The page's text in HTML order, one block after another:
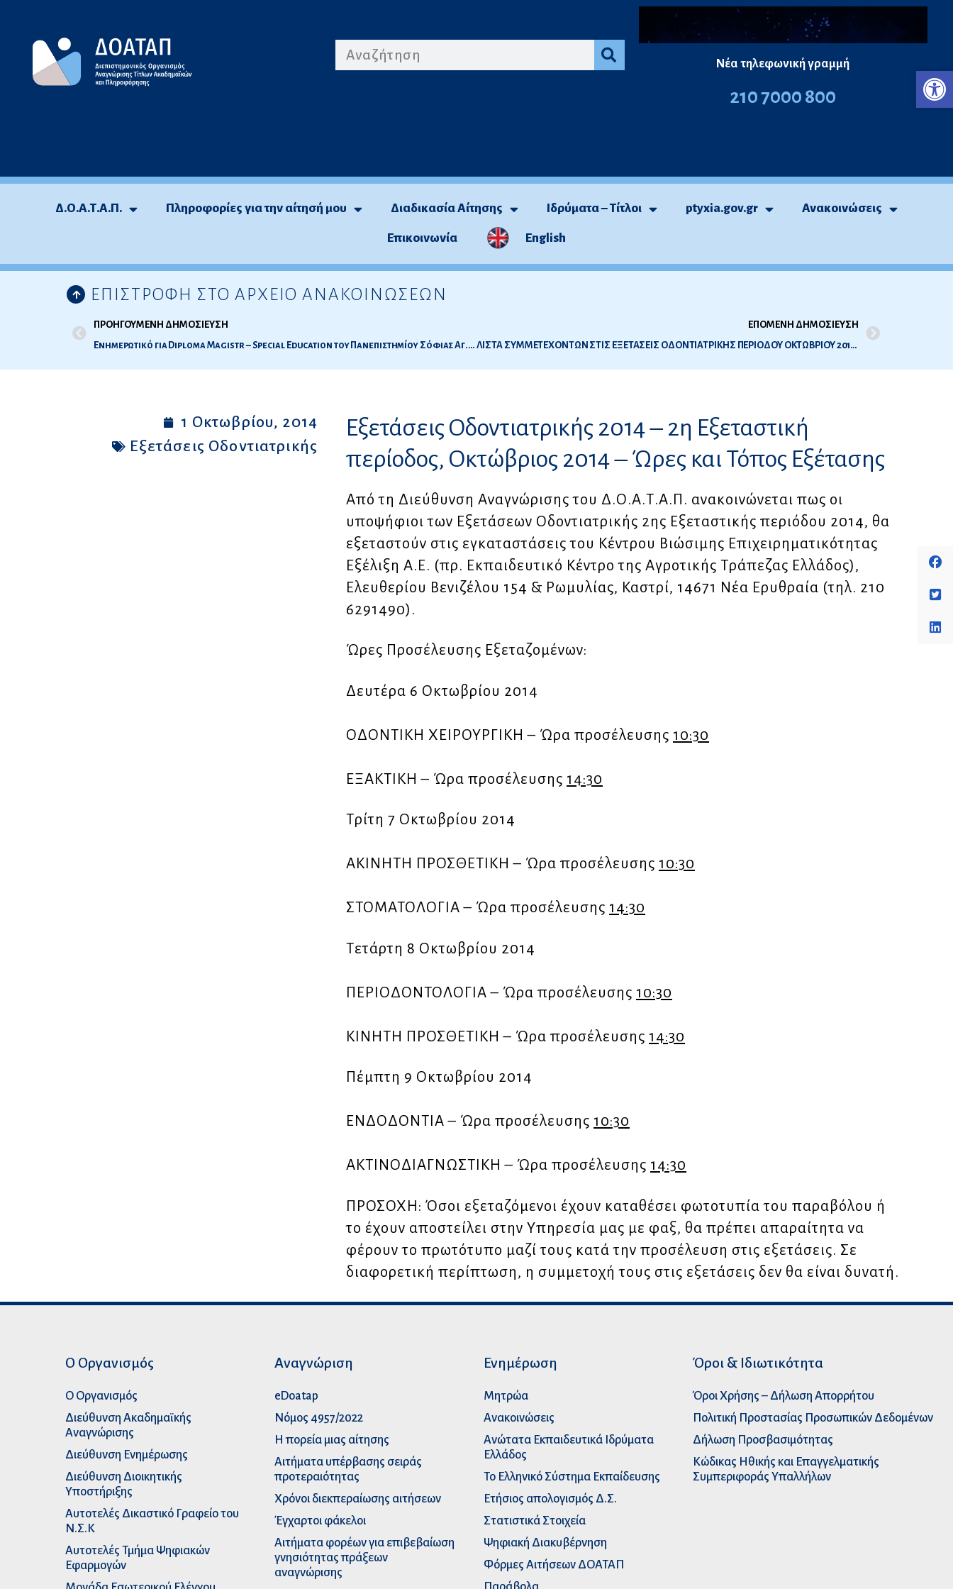
περιεχόμενο
Νέα τηλεφωνική γραμμή
210 7000 800
Δ.Ο.Α.Τ.Α.Π. Πληροφορίες για την αίτησή μου Διαδικασία Αίτησης Ιδρύματα – Τίτλοι ptyxia.gov.gr Ανακοινώσεις
Επικοινωνία English
ΕΠΙΣΤΡΟΦΗ ΣΤΟ ΑΡΧΕΙΟ ΑΝΑΚΟΙΝΩΣΕΩΝ
ΠΡΟΗΓΟΥΜΕΝΗ ΔΗΜΟΣΙΕΥΣΗ
Ενημερωτικό για Diploma Magistr – Special Education του Πανεπιστημίου Σόφιας Αγ. Κλιμέντ Οχρίντσκι
ΕΠΟΜΕΝΗ ΔΗΜΟΣΙΕΥΣΗ
ΛΙΣΤΑ ΣΥΜΜΕΤΕΧΟΝΤΩΝ ΣΤΙΣ ΕΞΕΤΑΣΕΙΣ ΟΔΟΝΤΙΑΤΡΙΚΗΣ ΠΕΡΙΟΔΟΥ ΟΚΤΩΒΡΙΟΥ 2014 (2Η ΕΞΕΤΑΣΤΙΚΗ ΠΕΡΙΟΔΟΣ 2014)
1 Οκτωβρίου, 2014
Εξετάσεις Οδοντιατρικής
Εξετάσεις Οδοντιατρικής 2014 – 2η Εξεταστική
περίοδος, Οκτώβριος 2014 – Ώρες και Τόπος Εξέτασης
Από τη Διεύθυνση Αναγνώρισης του Δ.Ο.Α.Τ.Α.Π. ανακοινώνεται πως οι
υποψήφιοι των Εξετάσεων Οδοντιατρικής 2ης Εξεταστικής περιόδου 2014, θα
εξεταστούν στις εγκαταστάσεις του Κέντρου Βιώσιμης Επιχειρηματικότητας
Εξέλιξη Α.Ε. (πρ. Εκπαιδευτικό Κέντρο της Αγροτικής Τράπεζας Ελλάδος),
Ελευθερίου Βενιζέλου 154 & Ρωμυλίας, Καστρί, 14671 Νέα Ερυθραία (τηλ. 210
6291490).
Ώρες Προσέλευσης Εξεταζομένων:
Δευτέρα 6 Οκτωβρίου 2014
ΟΔΟΝΤΙΚΗ ΧΕΙΡΟΥΡΓΙΚΗ – Ώρα προσέλευσης 10:30
ΕΞΑΚΤΙΚΗ – Ώρα προσέλευσης 14:30
Τρίτη 7 Οκτωβρίου 2014
ΑΚΙΝΗΤΗ ΠΡΟΣΘΕΤΙΚΗ – Ώρα προσέλευσης 10:30
ΣΤΟΜΑΤΟΛΟΓΙΑ – Ώρα προσέλευσης 14:30
Τετάρτη 8 Οκτωβρίου 2014
ΠΕΡΙΟΔΟΝΤΟΛΟΓΙΑ – Ώρα προσέλευσης 10:30
ΚΙΝΗΤΗ ΠΡΟΣΘΕΤΙΚΗ – Ώρα προσέλευσης 14:30
Πέμπτη 9 Οκτωβρίου 2014
ΕΝΔΟΔΟΝΤΙΑ – Ώρα προσέλευσης 10:30
ΑΚΤΙΝΟΔΙΑΓΝΩΣΤΙΚΗ – Ώρα προσέλευσης 14:30
ΠΡΟΣΟΧΗ: Όσοι εξεταζόμενοι έχουν καταθέσει φωτοτυπία του παραβόλου ή
το έχουν αποστείλει στην Υπηρεσία μας με φαξ, θα πρέπει απαραίτητα να
φέρουν το πρωτότυπο μαζί τους κατά την προσέλευση στις εξετάσεις. Σε
διαφορετική περίπτωση, η συμμετοχή τους στις εξετάσεις δεν θα είναι δυνατή.
Ο Οργανισμός
Ο Οργανισμός
Διεύθυνση Ακαδημαϊκής
Αναγνώρισης
Διεύθυνση Ενημέρωσης
Διεύθυνση Διοικητικής
Υποστήριξης
Αυτοτελές Δικαστικό Γραφείο του
Ν.Σ.Κ
Αυτοτελές Τμήμα Ψηφιακών
Εφαρμογών
Αναγνώριση
eDoatap
Νόμος 4957/2022
Η πορεία μιας αίτησης
Αιτήματα υπέρβασης σειράς
προτεραιότητας
Χρόνοι διεκπεραίωσης αιτήσεων
Έγχαρτοι φάκελοι
Αιτήματα φορέων για επιβεβαίωση
γνησιότητας πράξεων
αναγνώρισης
Ενημέρωση
Μητρώα
Ανακοινώσεις
Ανώτατα Eκπαιδευτικά Iδρύματα
Ελλάδος
Το Ελληνικό Σύστημα Εκπαίδευσης
Ετήσιος απολογισμός Δ.Σ.
Στατιστικά Στοιχεία
Ψηφιακή Διακυβέρνηση
Φόρμες Αιτήσεων ΔΟΑΤΑΠ
Όροι & Ιδιωτικότητα
Όροι Χρήσης – Δήλωση Απορρήτου
Πολιτική Προστασίας Προσωπικών Δεδομένων
Δήλωση Προσβασιμότητας
Κώδικας Ηθικής και Επαγγελματικής
Συμπεριφοράς Υπαλλήλων